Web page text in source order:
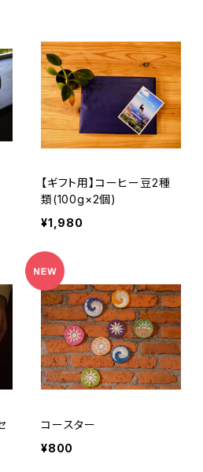
【ギフト用】コーヒー豆2種
類(100g×2個)
¥1,980
コースター
¥800